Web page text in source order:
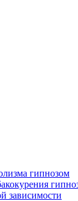
гипнозом
зависимости